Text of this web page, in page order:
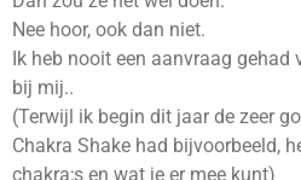
Nee hoor, ook dan niet.
Ik heb nooit een aanvraag gehad
bij mij..
(Terwijl ik begin dit jaar de zeer
Chakra Shake had bijvoorbeeld,
chakra;s en wat je er mee kunt)